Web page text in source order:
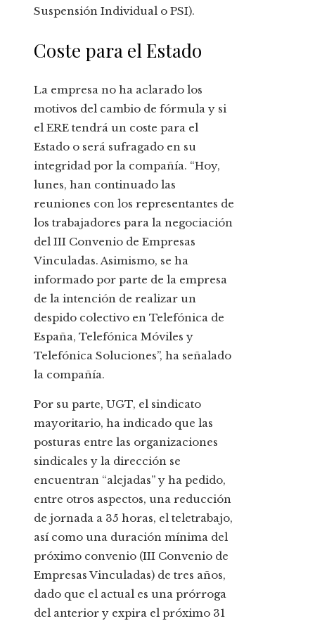
Suspensión Individual o PSI).
Coste para el Estado
La empresa no ha aclarado los
motivos del cambio de fórmula y si
el ERE tendrá un coste para el
Estado o será sufragado en su
integridad por la compañía. “Hoy,
lunes, han continuado las
reuniones con los representantes de
los trabajadores para la negociación
del III Convenio de Empresas
Vinculadas. Asimismo, se ha
informado por parte de la empresa
de la intención de realizar un
despido colectivo en Telefónica de
España, Telefónica Móviles y
Telefónica Soluciones”, ha señalado
la compañía.
Por su parte, UGT, el sindicato
mayoritario, ha indicado que las
posturas entre las organizaciones
sindicales y la dirección se
encuentran “alejadas” y ha pedido,
entre otros aspectos, una reducción
de jornada a 35 horas, el teletrabajo,
así como una duración mínima del
próximo convenio (III Convenio de
Empresas Vinculadas) de tres años,
dado que el actual es una prórroga
del anterior y expira el próximo 31